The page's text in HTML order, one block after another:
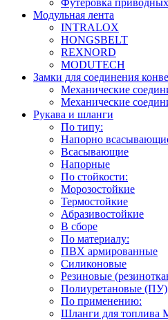
Футеровка
Модульная лента
INTRALOX
HONGSBELT
REXNORD
MODUTECH
Замки для соединения
Механические
Механические
Рукава и шланги
По типу:
Напорно
Всасывающие
Напорные
По стойкости:
Морозостойкие
Термостойкие
Абразивостойкие
В сборе
По материалу:
ПВХ армированные
Силиконовые
Резиновые
Полиуретановые (ПУ)
По применению:
Шланги для топлива